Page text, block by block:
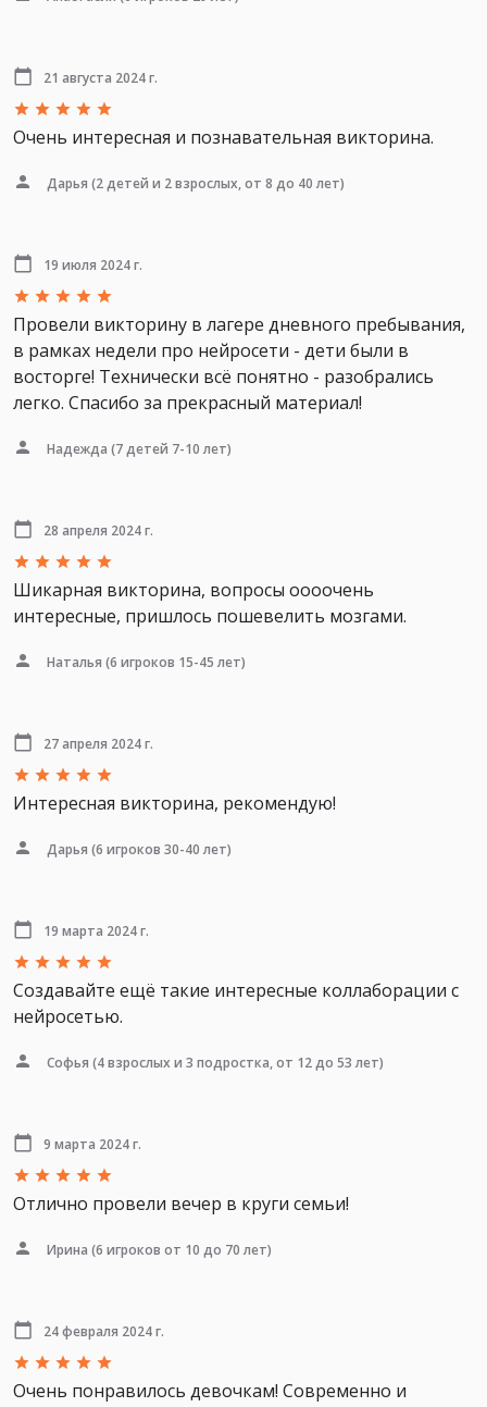
21 августа 2024 г.
Очень интересная и познавательная викторина.
Дарья (2 детей и 2 взрослых, от 8 до 40 лет)
19 июля 2024 г.
Провели викторину в лагере дневного пребывания,
в рамках недели про нейросети - дети были в
восторге! Технически всё понятно - разобрались
легко. Спасибо за прекрасный материал!
Надежда (7 детей 7-10 лет)
28 апреля 2024 г.
Шикарная викторина, вопросы оооочень
интересные, пришлось пошевелить мозгами.
Наталья (6 игроков 15-45 лет)
27 апреля 2024 г.
Интересная викторина, рекомендую!
Дарья (6 игроков 30-40 лет)
19 марта 2024 г.
Создавайте ещё такие интересные коллаборации с
нейросетью.
Софья (4 взрослых и 3 подростка, от 12 до 53 лет)
9 марта 2024 г.
Отлично провели вечер в круги семьи!
Ирина (6 игроков от 10 до 70 лет)
24 февраля 2024 г.
Очень понравилось девочкам! Современно и